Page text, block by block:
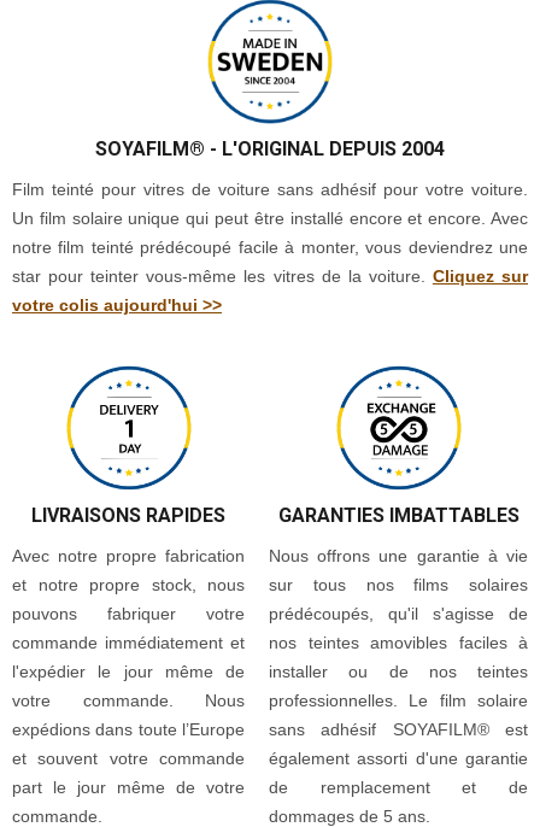
SOYAFILM® - L'ORIGINAL DEPUIS 2004
Film teinté pour vitres de voiture sans adhésif pour votre voiture.
Un film solaire unique qui peut être installé encore et encore. Avec
notre film teinté prédécoupé facile à monter, vous deviendrez une
star pour teinter vous-même les vitres de la voiture. Cliquez sur
votre colis aujourd'hui >>
LIVRAISONS RAPIDES
Avec notre propre fabrication
et notre propre stock, nous
pouvons fabriquer votre
commande immédiatement et
l'expédier le jour même de
votre commande. Nous
expédions dans toute l’Europe
et souvent votre commande
part le jour même de votre
commande.
GARANTIES IMBATTABLES
Nous offrons une garantie à vie
sur tous nos films solaires
prédécoupés, qu'il s'agisse de
nos teintes amovibles faciles à
installer ou de nos teintes
professionnelles. Le film solaire
sans adhésif SOYAFILM® est
également assorti d'une garantie
de remplacement et de
dommages de 5 ans.